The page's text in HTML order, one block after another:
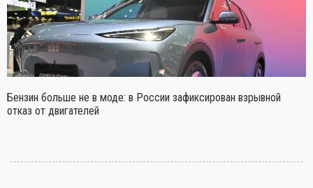
Бензин больше не в моде: в России зафиксирован взрывной
отказ от двигателей